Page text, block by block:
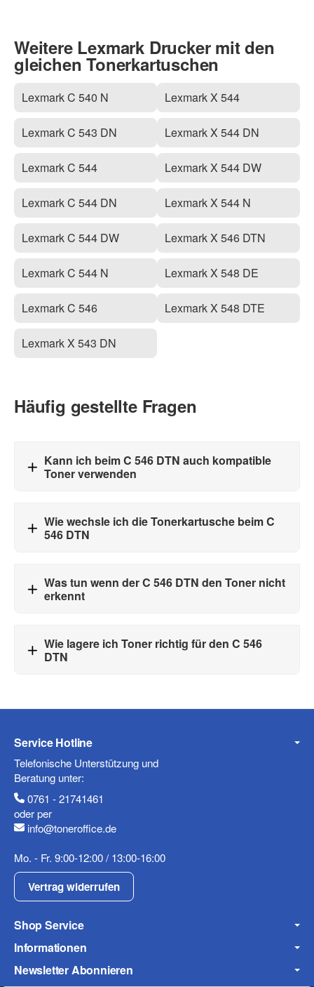
Weitere Lexmark Drucker mit den
gleichen Tonerkartuschen
Lexmark C 540 N
Lexmark C 543 DN
Lexmark C 544
Lexmark C 544 DN
Lexmark C 544 DW
Lexmark C 544 N
Lexmark C 546
Lexmark X 543 DN
Lexmark X 544
Lexmark X 544 DN
Lexmark X 544 DW
Lexmark X 544 N
Lexmark X 546 DTN
Lexmark X 548 DE
Lexmark X 548 DTE
Häufig gestellte Fragen
Kann ich beim C 546 DTN auch kompatible
Toner verwenden
Wie wechsle ich die Tonerkartusche beim C
546 DTN
Was tun wenn der C 546 DTN den Toner nicht
erkennt
Wie lagere ich Toner richtig für den C 546
DTN
Service Hotline
Telefonische Unterstützung und
Beratung unter:
0761 - 21741461
oder per
info@toneroffice.de
Mo. - Fr. 9:00-12:00 / 13:00-16:00
Vertrag widerrufen
Shop Service
Informationen
Newsletter Abonnieren